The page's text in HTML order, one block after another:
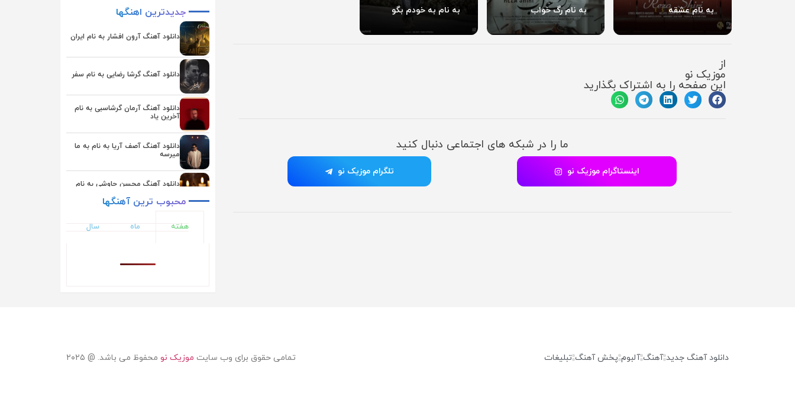
به نام عشقه
به نام رگ خواب
به نام به خودم بگو
از
موزیک نو
این صفحه را به اشتراک بگذارید
ما را در شبکه های اجتماعی دنبال کنید
اینستاگرام موزیک نو تلگرام موزیک نو
علیرضا قربانی
ماکان بند
علی عبدالمالکی
احسان دریادل
محسن ابراهیم زاده
محسن چاوشی
سامان جلیلی
فرزاد فرزین
حمید عسکری
احسان خواجه امیری
رضا صادقی
روزبه بمانی
یوسف زمانی
جدیدترین اهنگها
دانلود آهنگ آرون افشار به نام ایران
دانلود آهنگ گرشا رضایی به نام سفر
دانلود آهنگ آرمان گرشاسبی به نام
آخرین یاد
دانلود آهنگ آصف آریا به نام به ما
میرسه
دانلود آهنگ محسن چاوشی به نام
دانلود آهنگ یوسف زمانی به نام
همگناه
دانلود آهنگ اشوان به نام دلم تنگه
محبوب ترینآهنگها
هفته ماه سال
دانلود آهنگ جدید آهنگ آلبوم پخش آهنگ تبلیغات تمامی حقوق برای وب سایت موزیک نو محفوظ می باشد. @ ۲۰۲۵